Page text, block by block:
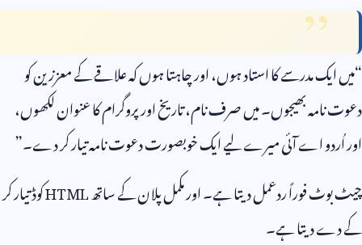
“میں ایک مدرسے کا استاد ہوں، اور چاہتا ہوں کہ علاقے کے معززین کو
دعوت نامہ بھیجوں۔ میں صرف نام، تاریخ اور پروگرام کا عنوان لکھوں،
اور اُردو اے آئی میرے لیے ایک خوبصورت دعوت نامہ تیار کر دے۔”
چیٹ بوٹ فوراً ردعمل دیتا ہے۔ اور مکمل پلان کے ساتھHTMLکوڈ تیار کر
کے دے دیتا ہے۔